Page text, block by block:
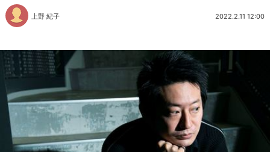
上野 紀子 2022.2.11 12:00